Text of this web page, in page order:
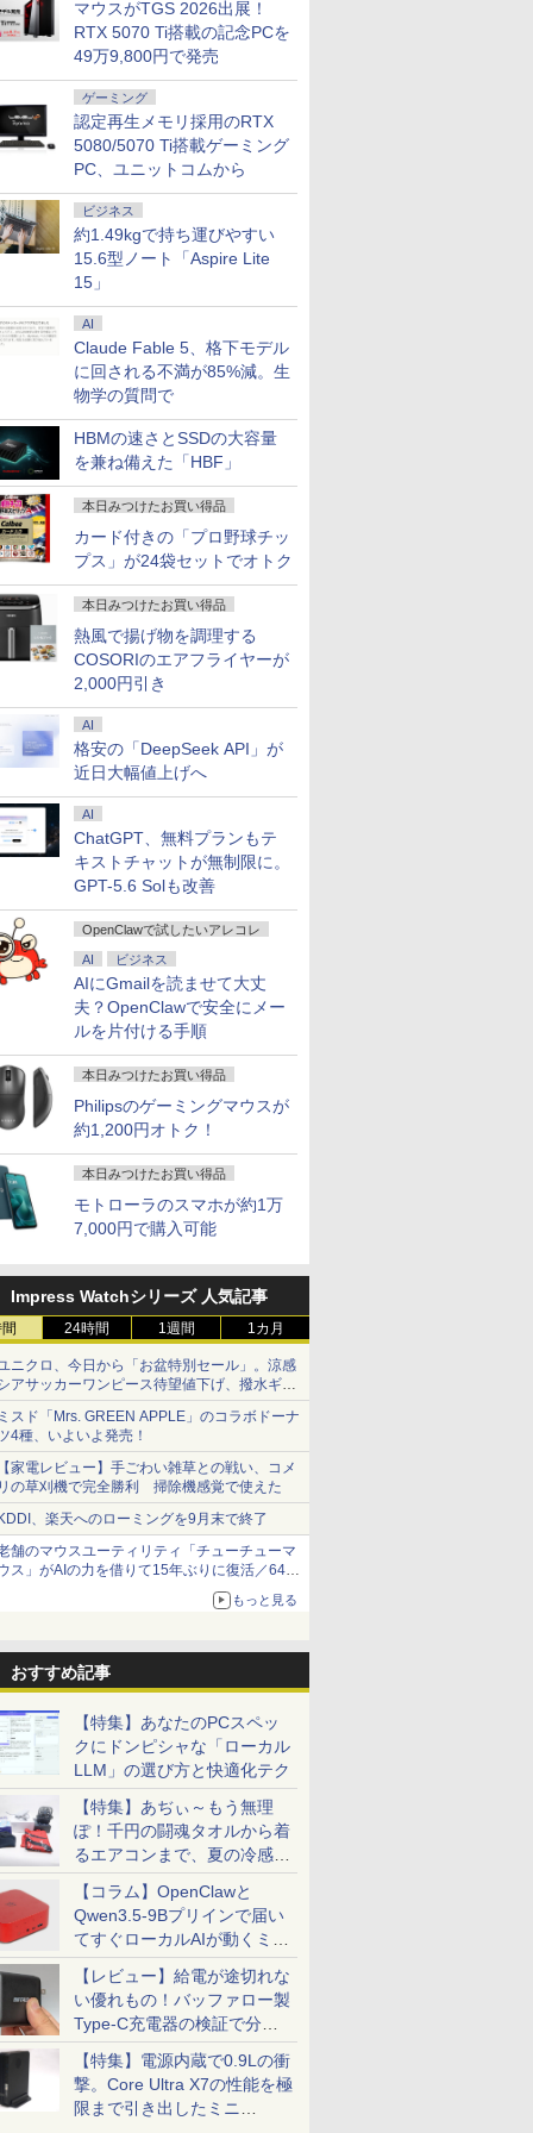
マウスがTGS 2026出展！
RTX 5070 Ti搭載の記念PCを
49万9,800円で発売
ゲーミング
認定再生メモリ採用のRTX
5080/5070 Ti搭載ゲーミング
PC、ユニットコムから
ビジネス
約1.49kgで持ち運びやすい
15.6型ノート「Aspire Lite
15」
AI
Claude Fable 5、格下モデル
に回される不満が85%減。生
物学の質問で
HBMの速さとSSDの大容量
を兼ね備えた「HBF」
本日みつけたお買い得品
カード付きの「プロ野球チッ
プス」が24袋セットでオトク
本日みつけたお買い得品
熱風で揚げ物を調理する
COSORIのエアフライヤーが
2,000円引き
AI
格安の「DeepSeek API」が
近日大幅値上げへ
AI
ChatGPT、無料プランもテ
キストチャットが無制限に。
GPT-5.6 Solも改善
OpenClawで試したいアレコレ
AI ビジネス
AIにGmailを読ませて大丈
夫？OpenClawで安全にメー
ルを片付ける手順
本日みつけたお買い得品
Philipsのゲーミングマウスが
約1,200円オトク！
本日みつけたお買い得品
モトローラのスマホが約1万
7,000円で購入可能
Impress Watchシリーズ 人気記事
24時間 1週間 1カ月
ニクロ、今日から「お盆特別セール」。涼感
アサッカーワンピース待望値下げ、撥水ギア
ョーツは1990円に
スド「Mrs. GREEN APPLE」のコラボドーナ
4種、いよいよ発売！
家電レビュー】手ごわい雑草との戦い、コメ
の草刈機で完全勝利 掃除機感覚で使えた
、楽天へのローミングを9月末で終了
舗のマウスユーティリティ「チューチューマ
ス」がAIの力を借りて15年ぶりに復活／64bit
、Windows 10/11、「Chrome」も走り回
。復活記念で2026年末まで500円
もっと見る
おすすめ記事
【特集】あなたのPCスペッ
クにドンピシャな「ローカル
LLM」の選び方と快適化テク
【特集】あぢぃ～もう無理
ぽ！千円の闘魂タオルから着
るエアコンまで、夏の冷感グ
ッズ一挙紹介
【コラム】OpenClawと
Qwen3.5-9Bプリインで届い
てすぐローカルAIが動くミニ
PC「SER9 Pro」
【レビュー】給電が途切れな
い優れもの！バッファロー製
Type-C充電器の検証で分か
ったこと
【特集】電源内蔵で0.9Lの衝
撃。Core Ultra X7の性能を極
限まで引き出したミニ